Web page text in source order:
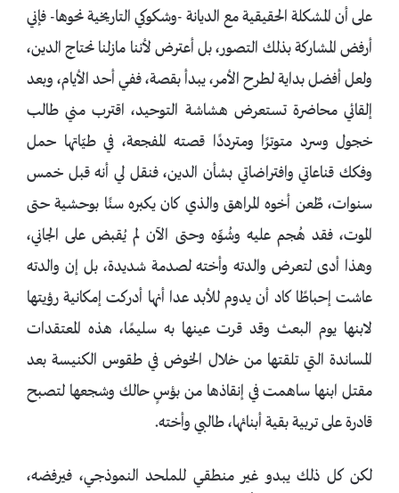
على أن المشكلة الحقيقية مع الديانة -وشكوكي التاريخية نحوها- فإني
أرفض المشاركة بذلك التصور، بل أعترض لأننا مازلنا نحتاج الدين،
ولعل أفضل بداية لطرح الأمر، يبدأ بقصة، ففي أحد الأيام، وبعد
إلقائي محاضرة تستعرض هشاشة التوحيد، اقترب مني طالب
خجول وسرد متوترًا ومترددًا قصته المفجعة، في طيّاتها حمل
وفكك قناعاتي وافتراضاتي بشأن الدين، فنقل لي أنه قبل خمس
سنوات، طٌعن أخوه المراهق والذي كان يكبره سنًا بوحشية حتى
الموت، فقد هُجم عليه وشُوِّه وحتى الآن لم يُقبض على الجاني،
وهذا أدى لتعرض والدته وأخته لصدمة شديدة، بل إن والدته
عاشت إحباطًا كاد أن يدوم للأبد عدا أنها أدركت إمكانية رؤيتها
لابنها يوم البعث وقد قرت عينها به سليمًا، هذه المعتقدات
المساندة التي تلقتها من خلال الخوض في طقوس الكنيسة بعد
مقتل ابنها ساهمت في إنقاذها من بؤسٍ حالك وشجعها لتصبح
قادرة على تربية بقية أبنائها، طالبي وأخته.
لكن كل ذلك يبدو غير منطقي للملحد النموذجي، فيرفضه،